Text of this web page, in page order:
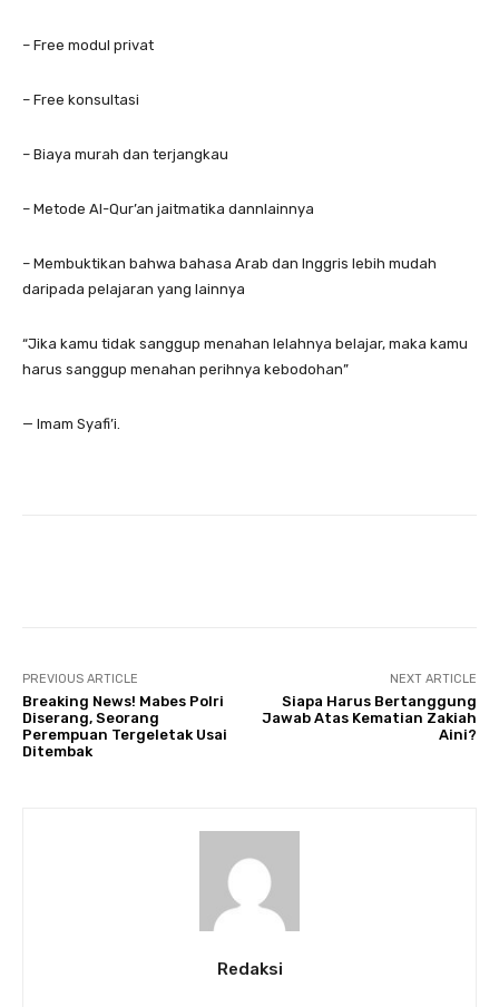
– Free modul privat
– Free konsultasi
– Biaya murah dan terjangkau
– Metode Al-Qur’an jaitmatika dannlainnya
– Membuktikan bahwa bahasa Arab dan Inggris lebih mudah
daripada pelajaran yang lainnya
“Jika kamu tidak sanggup menahan lelahnya belajar, maka kamu
harus sanggup menahan perihnya kebodohan”
— Imam Syafi’i.
PREVIOUS ARTICLE
Breaking News! Mabes Polri
Diserang, Seorang
Perempuan Tergeletak Usai
Ditembak
NEXT ARTICLE
Siapa Harus Bertanggung
Jawab Atas Kematian Zakiah
Aini?
Redaksi